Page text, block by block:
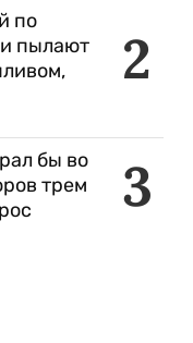
2
по
пылают
3
бы во
трем